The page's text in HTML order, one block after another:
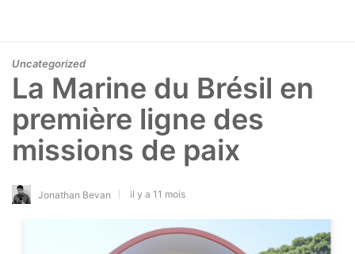
Uncategorized
La Marine du Brésil en
première ligne des
missions de paix
Jonathan Bevan il y a 11 mois